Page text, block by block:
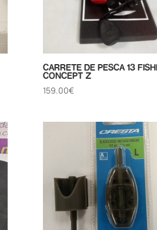
CARRETE DE PESCA 13
CONCEPT Z
159.00€